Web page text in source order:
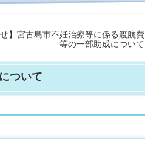
】宮古島市不妊治療等に係る渡航費
等の一部助成について
ついて